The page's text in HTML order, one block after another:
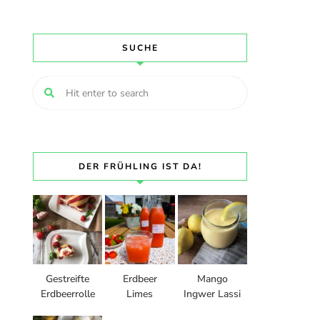
SUCHE
DER FRÜHLING IST DA!
Gestreifte
Erdbeerrolle
Erdbeer
Limes
Mango
Ingwer Lassi